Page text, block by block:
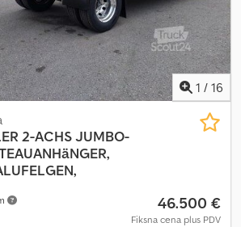
1 / 16
2-ACHS JUMBO-
46.500 €
Fiksna cena plus PDV